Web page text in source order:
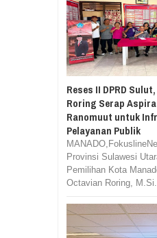
Reses II DPRD
Roring Serap
Ranomuut untuk
Pelayanan Publik
Provinsi Sulawesi
Pemilihan Kota
Octavian Roring,